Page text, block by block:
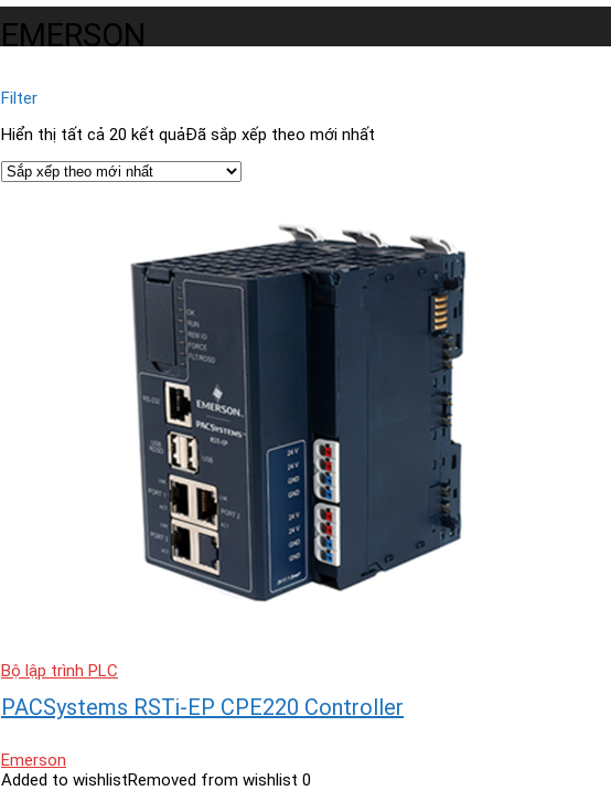
EMERSON
Filter
Hiển thị tất cả 20 kết quảĐã sắp xếp theo mới nhất
Bộ lập trình PLC
PACSystems RSTi-EP CPE220 Controller
Emerson
Added to wishlistRemoved from wishlist 0